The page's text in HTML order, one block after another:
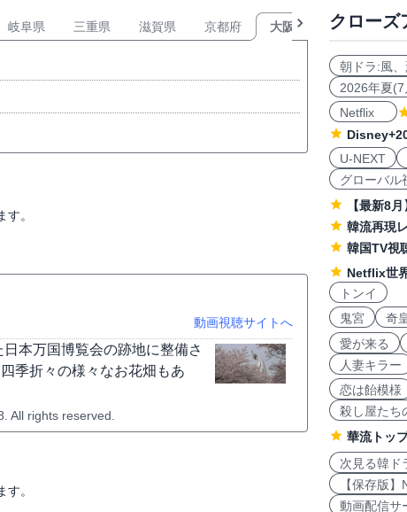
岐阜県 三重県 滋賀県 京都府 大阪府 兵庫県
。
動画視聴サイトへ
本万国博覧会の跡地に整備さ
季折々の様々なお花畑もあ
All rights reserved.
。
クローズ
朝ドラ:風、
2026年夏
Netflix
U-NEXT
グローバル
【最新8
韓流再現
韓国TV視
Netflix世
トンイ
鬼宮
奇
愛が来る
人妻キラー
恋は飴模様
殺し屋たち
華流トッ
次見る韓ド
【保存版
動画配信サ